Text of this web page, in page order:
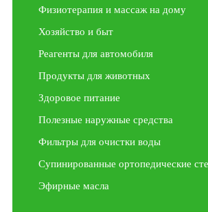
Физиотерапия и массаж на дому
Хозяйство и быт
Реагенты для автомобиля
Продукты для животных
Здоровое питание
Полезные наружные средства
Фильтры для очистки воды
Супинированные ортопедические
Эфирные масла